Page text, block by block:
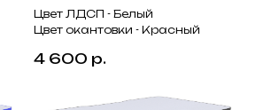
Цвет ЛДСП - Белый
Цвет окантовки - Красный
4 600 р.